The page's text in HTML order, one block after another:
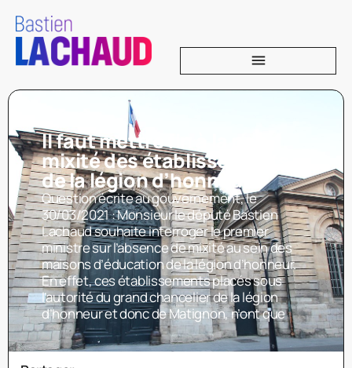
Il faut mettre fin à la non-
mixité des établissements
de la légion d’honneur
Question écrite au gouvernement, le
30/03/2021 : Monsieur le député Bastien
Lachaud souhaite interroger le premier
ministre sur l’absence de mixité au sein des
maisons d’éducation de la légion d’honneur.
En effet, ces établissements placés sous
l’autorité du grand chancelier de la légion
d’honneur et donc de Matignon, n’ont que